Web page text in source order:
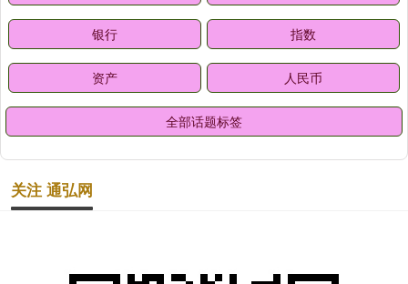
银行 指数
资产 人民币
全部话题标签
关注 通弘网